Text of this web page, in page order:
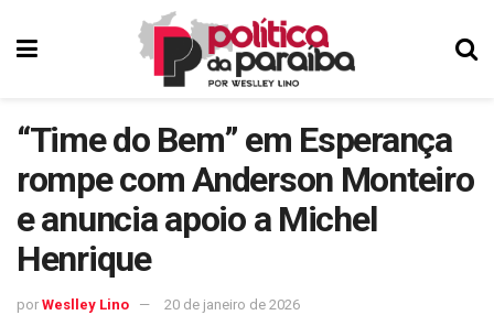
“Time do Bem” em Esperança
rompe com Anderson Monteiro
e anuncia apoio a Michel
Henrique
por Weslley Lino 20 de janeiro de 2026